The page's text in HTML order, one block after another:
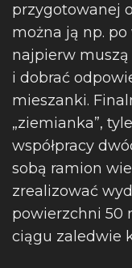
przygotowanej
można ją np.
najpierw
i dobrać
mieszanki.
„ziemianka”,
współpracy
sobą ramion
zrealizować
powierzchni 50
ciągu zaledwie